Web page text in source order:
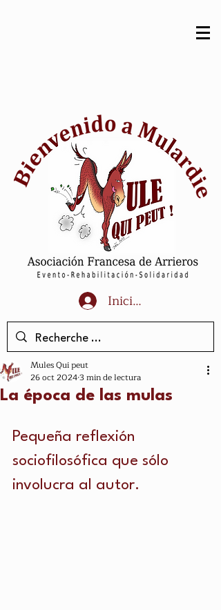
Iniciar sesión
La época de las mulas
Mules Qui peut
26 oct 20243 min de lectura
Pequeña reflexión
sociofilosófica que sólo
involucra al autor.